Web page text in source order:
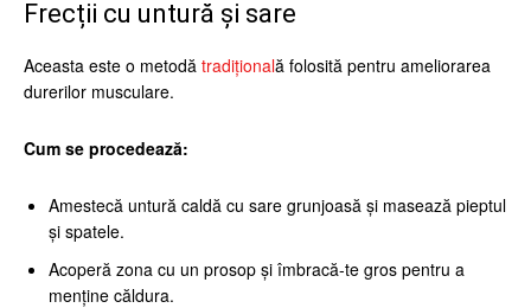
Frecții cu untură și sare
Aceasta este o metodă tradițională folosită pentru ameliorarea
durerilor musculare.
Cum se procedează:
Amestecă untură caldă cu sare grunjoasă și masează pieptul
și spatele.
Acoperă zona cu un prosop și îmbracă-te gros pentru a
menține căldura.